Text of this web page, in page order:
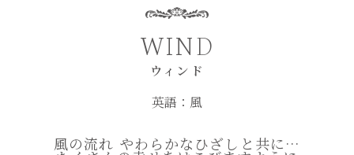
WIND
ウィンド
英語：風
風の流れ やわらかなひざしと共に…